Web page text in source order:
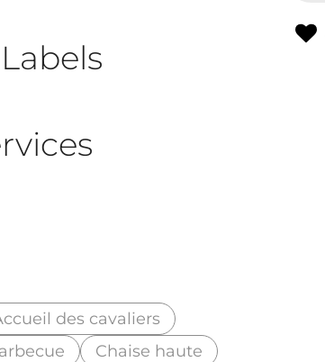
Labels
des cavaliers
Chaise haute